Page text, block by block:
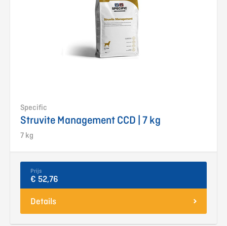
Specific
Struvite Management CCD | 7 kg
7 kg
Prijs
€ 52,76
Details